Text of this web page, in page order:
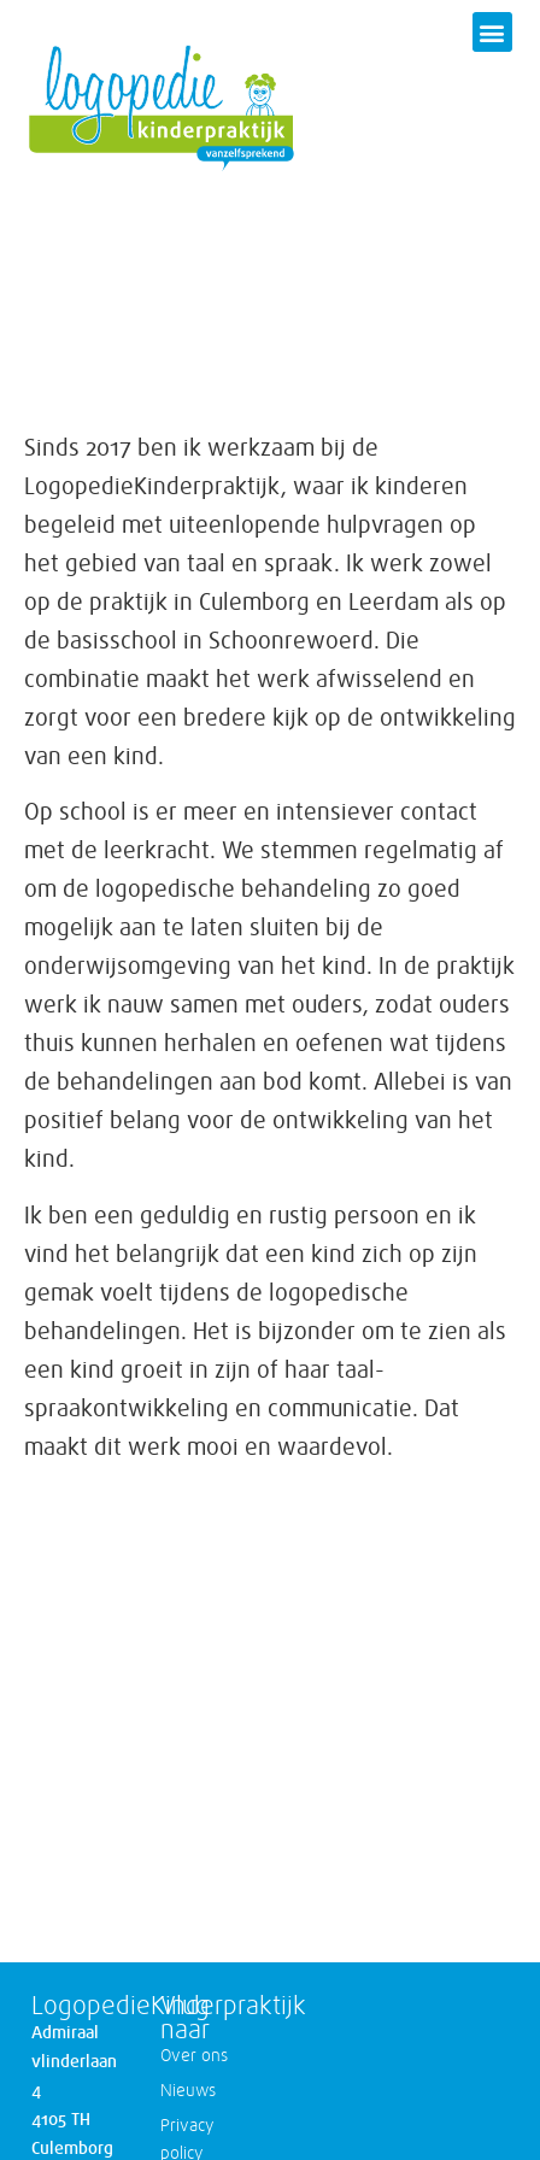
Sinds 2017 ben ik werkzaam bij de
LogopedieKinderpraktijk, waar ik kinderen
begeleid met uiteenlopende hulpvragen op
het gebied van taal en spraak. Ik werk zowel
op de praktijk in Culemborg en Leerdam als op
de basisschool in Schoonrewoerd. Die
combinatie maakt het werk afwisselend en
zorgt voor een bredere kijk op de ontwikkeling
van een kind.
Op school is er meer en intensiever contact
met de leerkracht. We stemmen regelmatig af
om de logopedische behandeling zo goed
mogelijk aan te laten sluiten bij de
onderwijsomgeving van het kind. In de praktijk
werk ik nauw samen met ouders, zodat ouders
thuis kunnen herhalen en oefenen wat tijdens
de behandelingen aan bod komt. Allebei is van
positief belang voor de ontwikkeling van het
kind.
Ik ben een geduldig en rustig persoon en ik
vind het belangrijk dat een kind zich op zijn
gemak voelt tijdens de logopedische
behandelingen. Het is bijzonder om te zien als
een kind groeit in zijn of haar taal-
spraakontwikkeling en communicatie. Dat
maakt dit werk mooi en waardevol.
LogopedieKinderpraktijk
Admiraal
vlinderlaan
4
4105 TH
Culemborg
Vlug
naar
Over ons
Nieuws
Privacy
policy